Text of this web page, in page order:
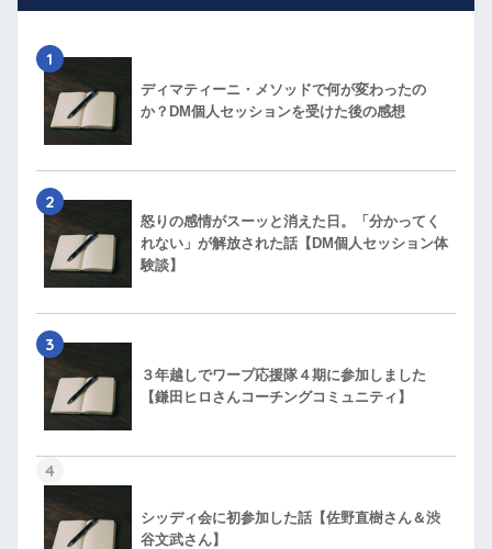
1
ディマティーニ・メソッドで何が変わったの
か？DM個人セッションを受けた後の感想
2
怒りの感情がスーッと消えた日。「分かってく
れない」が解放された話【DM個人セッション体
験談】
3
３年越しでワープ応援隊４期に参加しました
【鎌田ヒロさんコーチングコミュニティ】
4
シッディ会に初参加した話【佐野直樹さん＆渋
谷文武さん】